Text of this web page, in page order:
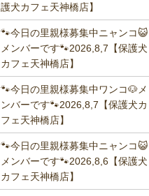
護犬カフェ天神橋店】
🐾今日の里親様募集中ニャンコ😺
メンバーです🐾2026,8,7【保護犬
カフェ天神橋店】
🐾今日の里親様募集中ワンコ🐶メ
ンバーです🐾2026,8,7【保護犬カ
フェ天神橋店】
🐾今日の里親様募集中ニャンコ😺
メンバーです🐾2026,8,6【保護犬
カフェ天神橋店】